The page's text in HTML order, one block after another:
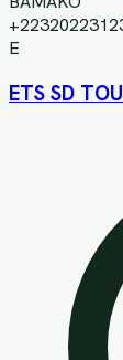
E
ETS SD